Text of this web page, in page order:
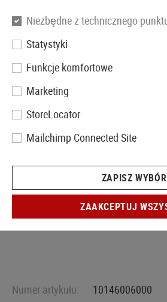
OP 8.3-12.7 Inch
Numer artykułu:
10146006000
Niezbędne z technicznego
Statystyki
Funkcje komfortowe
Marketing
StoreLocator
Mailchimp Connected Site
ZAPISZ WYBÓR
ZAAKCEPTUJ